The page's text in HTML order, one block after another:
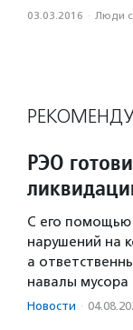
03.03.2016 · Люди
РЭО
С его помощью
нарушений на
а
навалы мусора
Новости ·